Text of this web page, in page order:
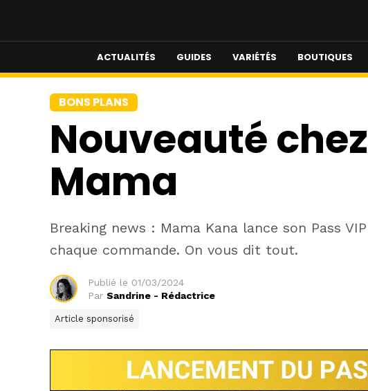
ACTUALITÉS GUIDES VARIÉTÉS BOUTIQUES
BONS PLANS
Nouveauté
Mama
Breaking news : Mama Kana lance son Pass
chaque commande. On vous dit tout.
Publié le 01/03/2024
Par Sandrine - Rédactrice
Article sponsorisé